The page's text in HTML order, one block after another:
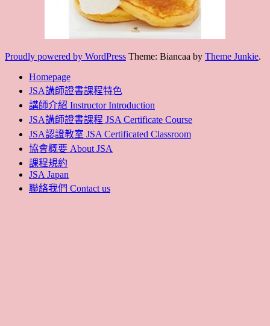
Proudly powered by WordPress Theme: Biancaa by Theme Junkie.
Homepage
JSA講師證書課程特色
講師介紹 Instructor Introduction
JSA講師證書課程 JSA Certificate Course
JSA認證教室 JSA Certificated Classroom
協會概要 About JSA
課程規約
JSA Japan
聯絡我們 Contact us